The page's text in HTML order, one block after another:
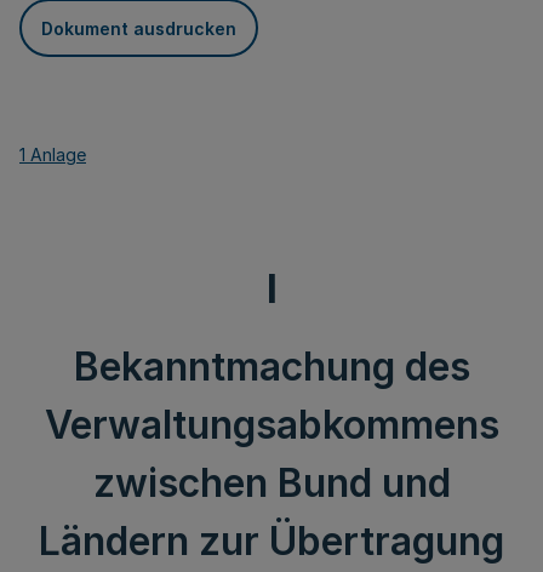
Dokument ausdrucken
1 Anlage
I
Bekanntmachung des
Verwaltungsabkommens
zwischen Bund und
Ländern zur Übertragung